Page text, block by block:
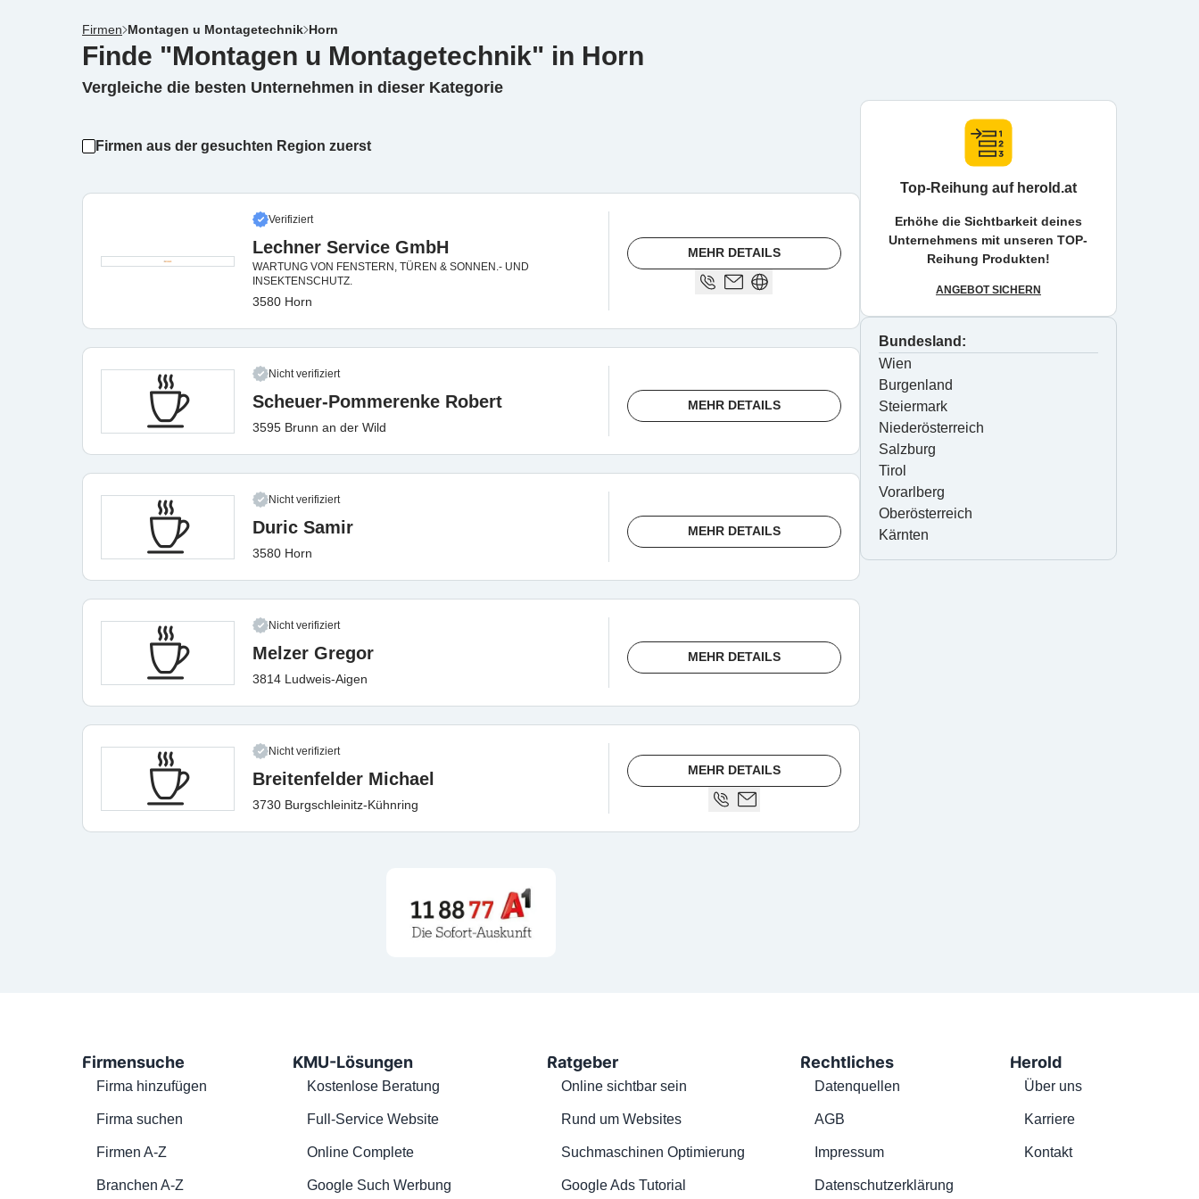
Firmen Montagen u Montagetechnik Horn
Finde "Montagen u Montagetechnik" in Horn
Vergleiche die besten Unternehmen in dieser Kategorie
Firmen aus der gesuchten Region zuerst
Verifiziert
Lechner Service GmbH
WARTUNG VON FENSTERN, TÜREN & SONNEN.- UND
INSEKTENSCHUTZ.
3580 Horn
MEHR DETAILS
Nicht verifiziert
Scheuer-Pommerenke Robert
3595 Brunn an der Wild
MEHR DETAILS
Nicht verifiziert
Duric Samir
3580 Horn
MEHR DETAILS
Nicht verifiziert
Melzer Gregor
3814 Ludweis-Aigen
MEHR DETAILS
Nicht verifiziert
Breitenfelder Michael
3730 Burgschleinitz-Kühnring
MEHR DETAILS
Top-Reihung auf herold.at
Erhöhe die Sichtbarkeit deines
Unternehmens mit unseren TOP-
Reihung Produkten!
ANGEBOT SICHERN
Bundesland:
Wien
Burgenland
Steiermark
Niederösterreich
Salzburg
Tirol
Vorarlberg
Oberösterreich
Kärnten
Firmensuche
Firma hinzufügen
Firma suchen
Firmen A-Z
Branchen A-Z
KMU-Lösungen
Kostenlose Beratung
Full-Service Website
Online Complete
Google Such Werbung
Ratgeber
Online sichtbar sein
Rund um Websites
Suchmaschinen Optimierung
Google Ads Tutorial
Rechtliches
Datenquellen
AGB
Impressum
Datenschutzerklärung
Herold
Über uns
Karriere
Kontakt